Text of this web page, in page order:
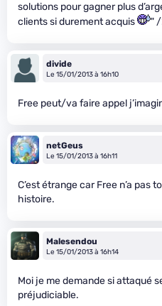
solutions pour gagner plus
clients si durement acquis
"
divide
Le 15/01/2013 à 16h10
Free peut/va faire appel
netGeus
Le 15/01/2013 à 16h11
C’est étrange car Free n’a pas
histoire.
Malesendou
Le 15/01/2013 à 16h14
Moi je me demande si attaqué
préjudiciable.